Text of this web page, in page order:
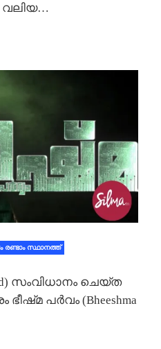
വലിയ…
രണ്ടാം സ്ഥാനത്ത്
സംവിധാനം ചെയ്ത
ഭീഷ്‍മ പര്‍വം (Bheeshma